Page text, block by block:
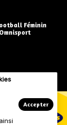
Féminin
Accepter